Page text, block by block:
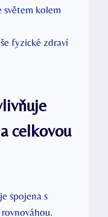
světem kolem
celkovou
spojena s